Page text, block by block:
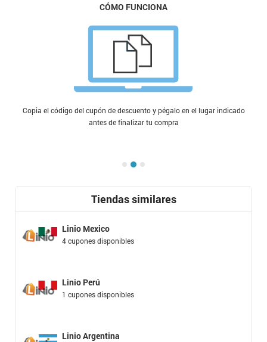
CÓMO FUNCIONA
Copia el código del cupón de descuento y pégalo en el lugar indicado
antes de finalizar tu compra
Tiendas similares
Linio Mexico
4 cupones disponibles
Linio Perú
1 cupones disponibles
Linio Argentina